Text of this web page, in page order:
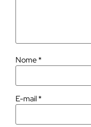
Nome*
E-mail*